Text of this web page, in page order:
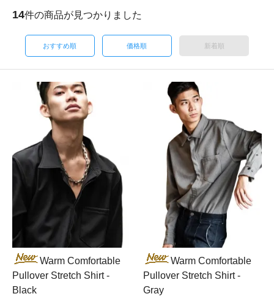
14件の商品が見つかりました
おすすめ順 価格順 新着順
Warm Comfortable
Pullover Stretch Shirt -
Black
Warm Comfortable
Pullover Stretch Shirt -
Gray